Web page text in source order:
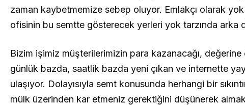
zaman kaybetmemize sebep oluyor. Emlakçı olarak
ofisinin bu semtte gösterecek yerleri yok tarzında arka
Bizim işimiz müşterilerimizin para kazanacağı,
günlük bazda, saatlik bazda yeni çıkan ve internette
ulaşıyor. Dolayısıyla semt konusunda herhangi bir
mülk üzerinden kar etmeniz gerektiğini düşünerek